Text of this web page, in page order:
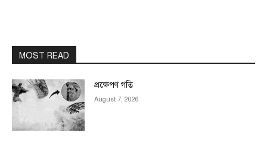
MOST READ
প্রক্ষেপণ গতি
August 7, 2026